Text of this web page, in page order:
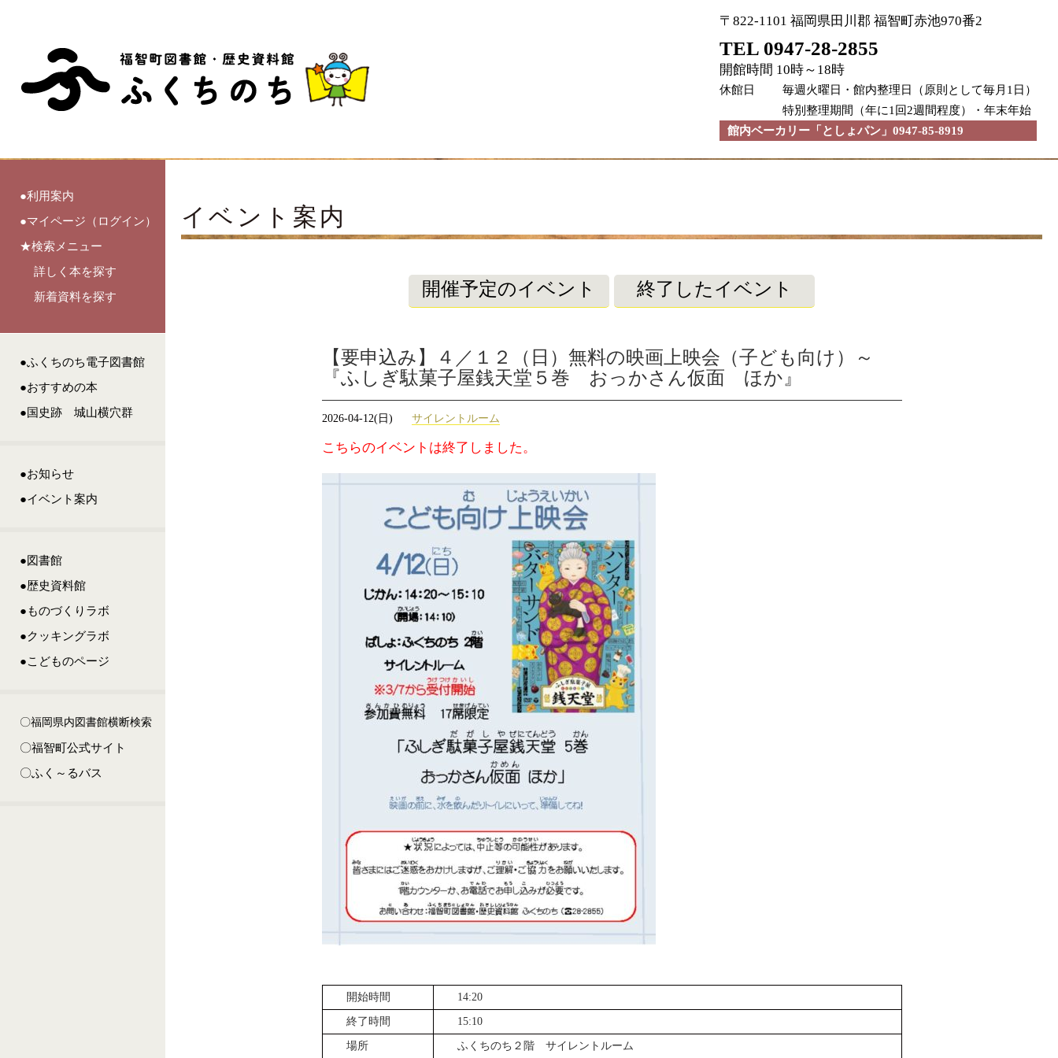
〒822-1101 福岡県田川郡 福智町赤池970番2
TEL 0947-28-2855
開館時間 10時～18時
休館日
毎週火曜日・館内整理日（原則として毎月1日）
特別整理期間（年に1回2週間程度）・年末年始
館内ベーカリー「としょパン」0947-85-8919
●利用案内
●マイページ（ログイン）
★検索メニュー
詳しく本を探す
新着資料を探す
●ふくちのち電子図書館
●おすすめの本
●国史跡 城山横穴群
●お知らせ
●イベント案内
●図書館
●歴史資料館
●ものづくりラボ
●クッキングラボ
●こどものページ
〇福岡県内図書館横断検索
〇福智町公式サイト
〇ふく～るバス
イベント案内
開催予定のイベント 終了したイベント
【要申込み】４／１２（日）無料の映画上映会（子ども向け）～
『ふしぎ駄菓子屋銭天堂５巻 おっかさん仮面 ほか』
2026-04-12(日) サイレントルーム
こちらのイベントは終了しました。
開始時間 14:20
終了時間 15:10
場所 ふくちのち２階 サイレントルーム